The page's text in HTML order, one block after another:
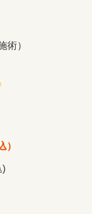
術）
）
)